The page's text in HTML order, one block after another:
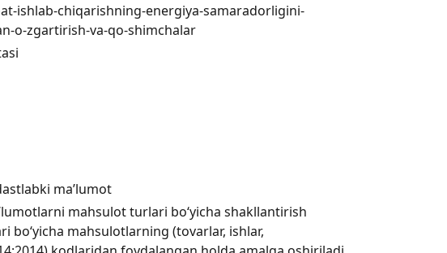
ishlab-chiqarishning-energiya-samaradorligini-
o-zgartirish-va-qo-shimchalar
ma’lumot
mahsulot turlari boʻyicha shakllantirish
boʻyicha mahsulotlarning (tovarlar, ishlar,